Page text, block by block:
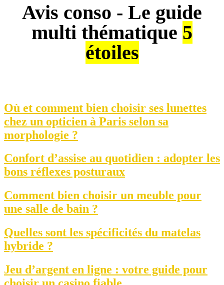
Avis conso - Le guide
multi thématique 5
étoiles
Où et comment bien choisir ses lunettes
chez un opticien à Paris selon sa
morphologie ?
Confort d’assise au quotidien : adopter les
bons réflexes posturaux
Comment bien choisir un meuble pour
une salle de bain ?
Quelles sont les spécificités du matelas
hybride ?
Jeu d’argent en ligne : votre guide pour